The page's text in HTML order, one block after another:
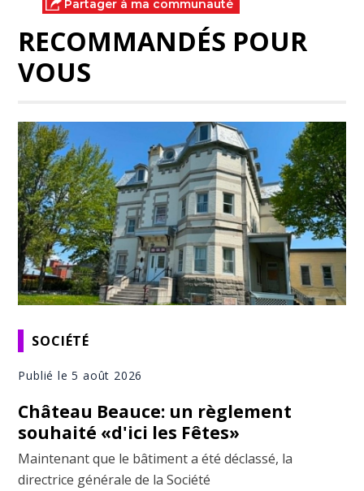
Partager à ma communauté
RECOMMANDÉS POUR
VOUS
SOCIÉTÉ
Publié le 5 août 2026
Château Beauce: un règlement
souhaité «d'ici les Fêtes»
Maintenant que le bâtiment a été déclassé, la
directrice générale de la Société